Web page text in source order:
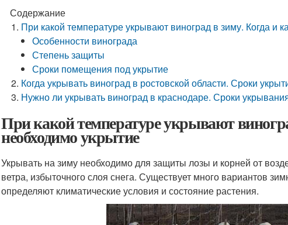
Содержание
При какой температуре укрывают виноград в зиму. Когда и
Особенности винограда
Степень защиты
Сроки помещения под укрытие
Когда укрывать виноград в ростовской области. Сроки
Нужно ли укрывать виноград в краснодаре. Сроки
При какой температуре укрывают
необходимо укрытие
Укрывать на зиму необходимо для защиты лозы и корней от
ветра, избыточного слоя снега. Существует много вариантов
определяют климатические условия и состояние растения.